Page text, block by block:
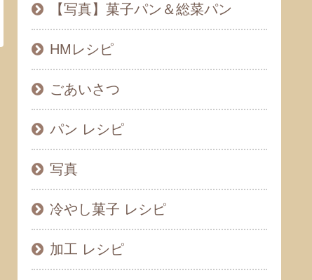
【写真】菓子パン＆総菜パン
HMレシピ
ごあいさつ
パン レシピ
写真
冷やし菓子 レシピ
加工 レシピ